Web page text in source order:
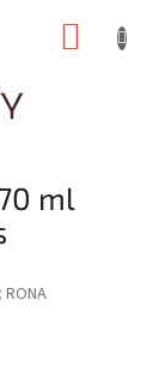
ml
RONA